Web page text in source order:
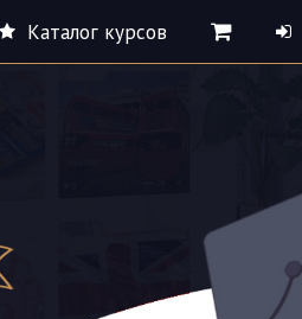
Каталог курсов